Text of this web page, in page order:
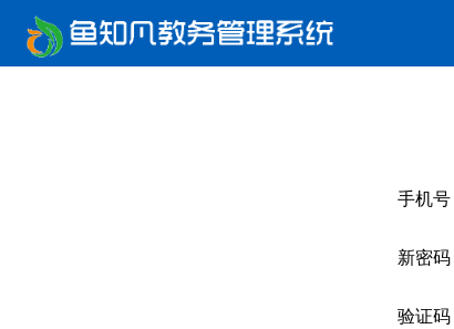
手机号
新密码
验证码